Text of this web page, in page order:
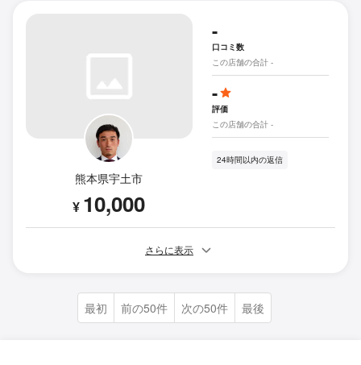
熊本県宇土市
¥ 10,000
-
口コミ数
この店舗の合計 -
-
評価
この店舗の合計 -
24時間以内の返信
さらに表示
最初 前の50件 次の50件 最後